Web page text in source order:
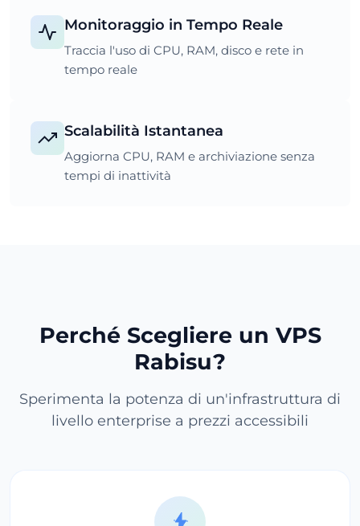
Monitoraggio in Tempo Reale
Traccia l'uso di CPU, RAM, disco e rete in
tempo reale
Scalabilità Istantanea
Aggiorna CPU, RAM e archiviazione senza
tempi di inattività
Perché Scegliere un VPS
Rabisu?
Sperimenta la potenza di un'infrastruttura di
livello enterprise a prezzi accessibili